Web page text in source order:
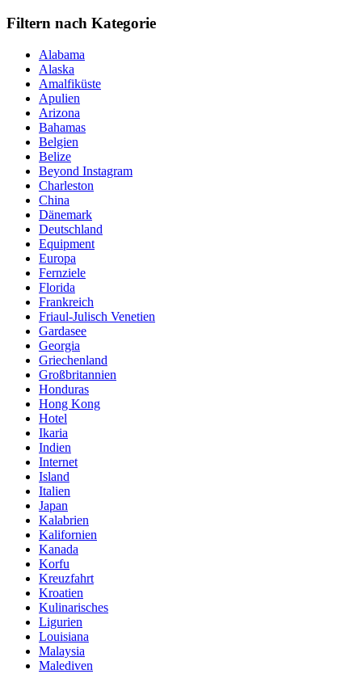
Filtern nach Kategorie
Alabama
Alaska
Amalfiküste
Apulien
Arizona
Bahamas
Belgien
Belize
Beyond Instagram
Charleston
China
Dänemark
Deutschland
Equipment
Europa
Fernziele
Florida
Frankreich
Friaul-Julisch Venetien
Gardasee
Georgia
Griechenland
Großbritannien
Honduras
Hong Kong
Hotel
Ikaria
Indien
Internet
Island
Italien
Japan
Kalabrien
Kalifornien
Kanada
Korfu
Kreuzfahrt
Kroatien
Kulinarisches
Ligurien
Louisiana
Malaysia
Malediven